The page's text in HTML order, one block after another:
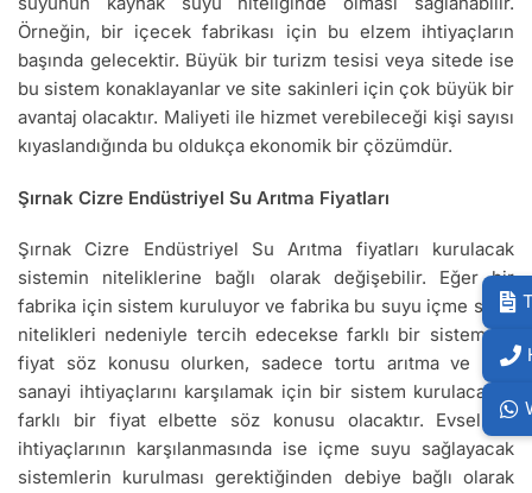
Örneğin, bir içecek fabrikası için bu elzem ihtiyaçların
başında gelecektir. Büyük bir turizm tesisi veya sitede ise
bu sistem konaklayanlar ve site sakinleri için çok büyük bir
avantaj olacaktır. Maliyeti ile hizmet verebileceği kişi sayısı
kıyaslandığında bu oldukça ekonomik bir çözümdür.
Şırnak Cizre Endüstriyel Su Arıtma Fiyatları
Şırnak Cizre Endüstriyel Su Arıtma fiyatları kurulacak
sistemin niteliklerine bağlı olarak değişebilir. Eğer bir
fabrika için sistem kuruluyor ve fabrika bu suyu içme suyu
nitelikleri nedeniyle tercih edecekse farklı bir sistem ve
fiyat söz konusu olurken, sadece tortu arıtma ve ağır
sanayi ihtiyaçlarını karşılamak için bir sistem kurulacaksa
farklı bir fiyat elbette söz konusu olacaktır. Evsel su
ihtiyaçlarının karşılanmasında ise içme suyu sağlayacak
sistemlerin kurulması gerektiğinden debiye bağlı olarak